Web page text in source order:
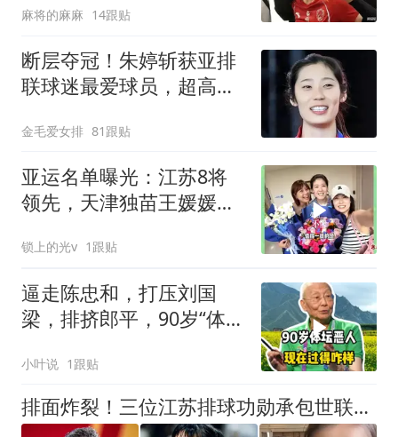
麻将的麻麻 14跟贴
断层夺冠！朱婷斩获亚排
联球迷最爱球员，超高人
金毛爱女排 81跟贴
亚运名单曝光：江苏8将
领先，天津独苗王媛媛独
锁上的光v 1跟贴
逼走陈忠和，打压刘国
梁，排挤郎平，90岁“体坛
小叶说 1跟贴
排面炸裂！三位江苏排球功勋承包世联赛颁奖台，三代传奇同框封神